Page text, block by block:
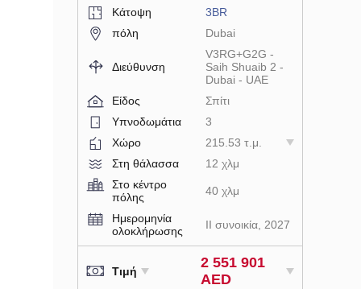
Κάτοψη
3BR
πόλη
Dubai
Διεύθυνση
V3RG+G2G -
Saih Shuaib 2 -
Dubai - UAE
Είδος
Σπίτι
Υπνοδωμάτια
3
Χώρο
215.53 τ.μ.
Στη θάλασσα
12 χλμ
Στο κέντρο
πόλης
40 χλμ
Ημερομηνία
ολοκλήρωσης
II συνοικία, 2027
Τιμή
2 551 901
AED